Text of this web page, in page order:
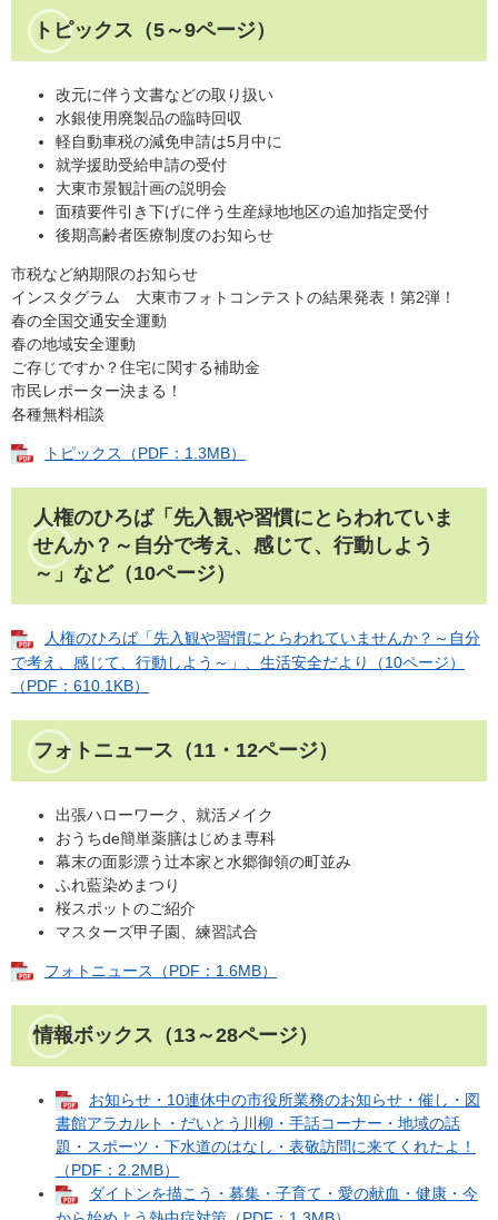
トピックス（5～9ページ）
改元に伴う文書などの取り扱い
水銀使用廃製品の臨時回収
軽自動車税の減免申請は5月中に
就学援助受給申請の受付
大東市景観計画の説明会
面積要件引き下げに伴う生産緑地地区の追加指定受付
後期高齢者医療制度のお知らせ
市税など納期限のお知らせ
インスタグラム 大東市フォトコンテストの結果発表！第2弾！
春の全国交通安全運動
春の地域安全運動
ご存じですか？住宅に関する補助金
市民レポーター決まる！
各種無料相談
トピックス（PDF：1.3MB）
人権のひろば「先入観や習慣にとらわれていま
せんか？～自分で考え、感じて、行動しよう
～」など（10ページ）
人権のひろば「先入観や習慣にとらわれていませんか？～自分
で考え、感じて、行動しよう～」、生活安全だより（10ページ）
（PDF：610.1KB）
フォトニュース（11・12ページ）
出張ハローワーク、就活メイク
おうちde簡単薬膳はじめま専科
幕末の面影漂う辻本家と水郷御領の町並み
ふれ藍染めまつり
桜スポットのご紹介
マスターズ甲子園、練習試合
フォトニュース（PDF：1.6MB）
情報ボックス（13～28ページ）
お知らせ・10連休中の市役所業務のお知らせ・催し・図
書館アラカルト・だいとう川柳・手話コーナー・地域の話
題・スポーツ・下水道のはなし・表敬訪問に来てくれたよ！
（PDF：2.2MB）
ダイトンを描こう・募集・子育て・愛の献血・健康・今